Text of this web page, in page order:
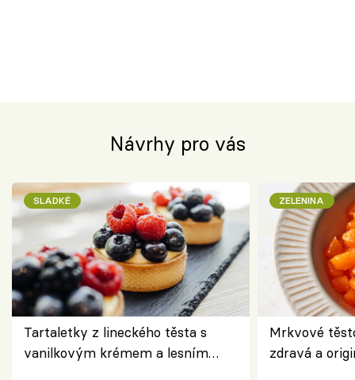
Návrhy pro vás
SLADKÉ
Tartaletky z lineckého těsta s
vanilkovým krémem a lesním
ZELENINA
Mrkvové
zdravá a